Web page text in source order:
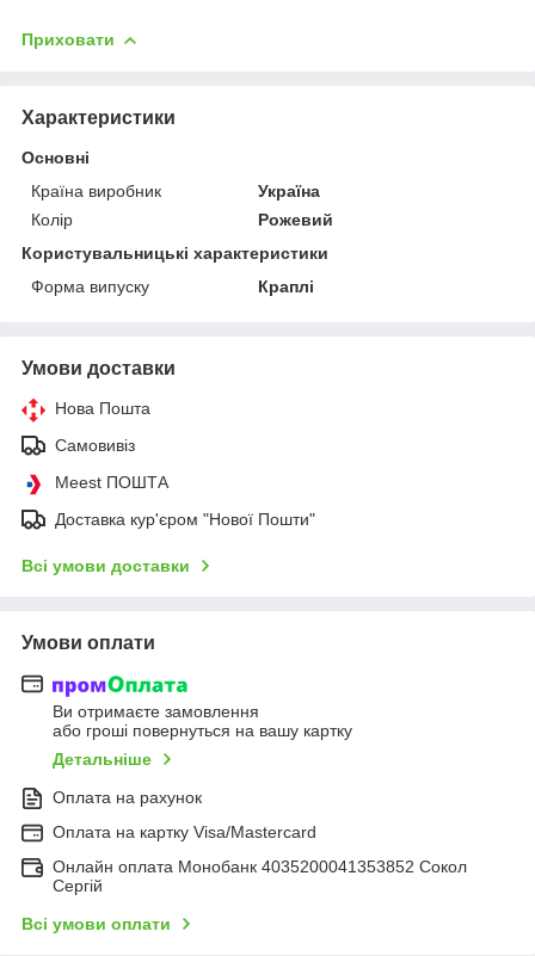
Приховати
Характеристики
Основні
Країна виробник
Україна
Колір
Рожевий
Користувальницькі характеристики
Форма випуску
Краплі
Умови доставки
Нова Пошта
Самовивіз
Meest ПОШТА
Доставка кур'єром "Нової Пошти"
Всі умови доставки
Умови оплати
Ви отримаєте замовлення
або гроші повернуться на вашу картку
Детальніше
Оплата на рахунок
Оплата на картку Visa/Mastercard
Онлайн оплата Монобанк 4035200041353852 Сокол
Сергій
Всі умови оплати